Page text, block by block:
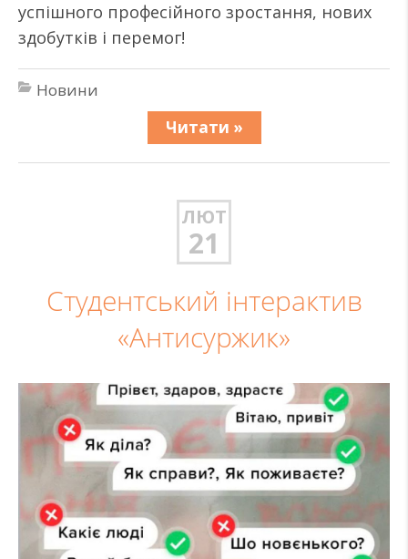
успішного професійного зростання, нових
здобутків і перемог!
Новини
Читати »
ЛЮТ
21
Студентський інтерактив
«Антисуржик»